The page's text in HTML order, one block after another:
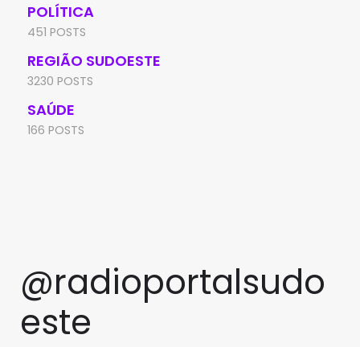
POLÍTICA
451 POSTS
REGIÃO SUDOESTE
3230 POSTS
SAÚDE
166 POSTS
@radioportalsudo
este